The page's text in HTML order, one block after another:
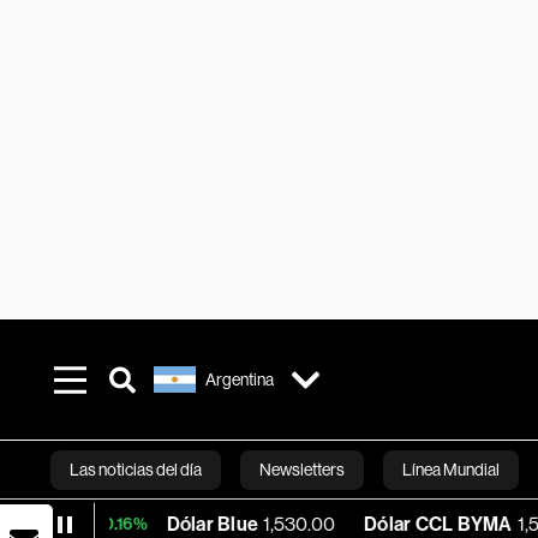
Argentina
Las noticias del día Newsletters Línea Mundial
Bloomberg
Dólar Blue 1,530.00 Dólar CCL BYMA 1,576.23